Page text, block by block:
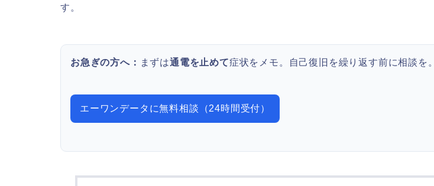
す。
お急ぎの方へ： まずは通電を止めて症状をメモ。自己復旧を繰り返す前に相談を。
エーワンデータに無料相談（24時間受付）